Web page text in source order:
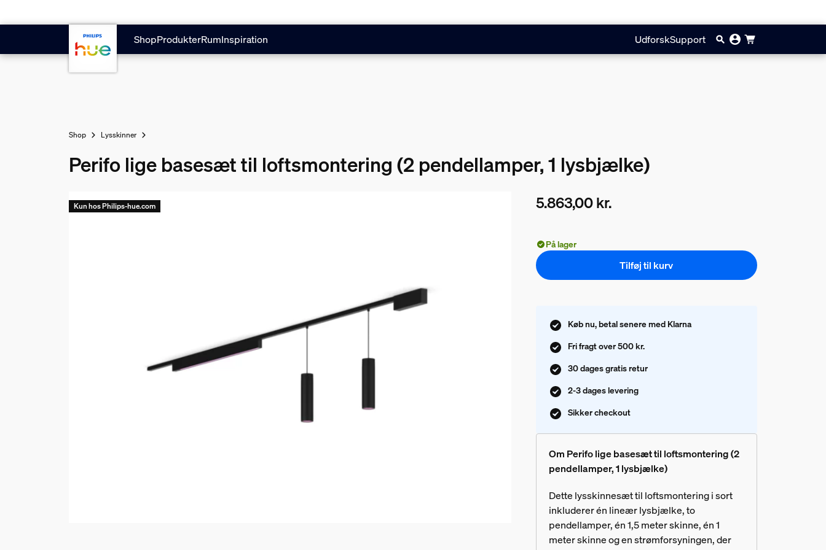
ShopProdukterRumInspiration UdforskSupport
Shop Lysskinner
Perifo lige basesæt til loftsmontering (2 pendellamper, 1 lysbjælke)
5.863,00 kr.
Kun hos Philips-hue.com
På lager
Tilføj til kurv
Køb nu, betal senere med Klarna
Fri fragt over 500 kr.
30 dages gratis retur
2-3 dages levering
Sikker checkout
Om Perifo lige basesæt til loftsmontering (2
pendellamper, 1 lysbjælke)
Dette lysskinnesæt til loftsmontering i sort
inkluderer én lineær lysbjælke, to
pendellamper, én 1,5 meter skinne, én 1
meter skinne og en strømforsyningen, der